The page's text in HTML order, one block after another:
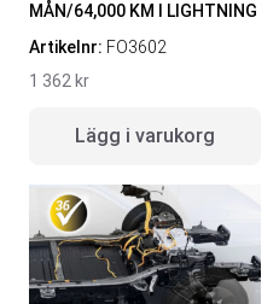
MÅN/64,000 KM I LIGHTNING
Artikelnr: FO3602
1 362 kr
Lägg i varukorg